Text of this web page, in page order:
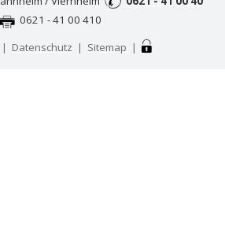
0621 - 41 00 410
| Datenschutz | Sitemap |